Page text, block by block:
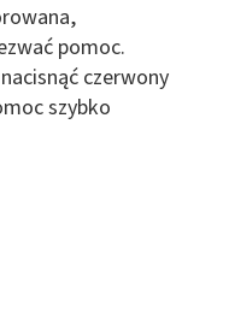
pomoc.
czerwony
szybko